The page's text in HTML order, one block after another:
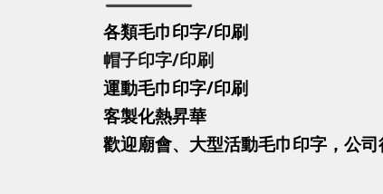
各類毛巾印字/印刷
帽子印字/印刷
運動毛巾印字/印刷
客製化熱昇華
歡迎廟會、大型活動毛巾印字，公